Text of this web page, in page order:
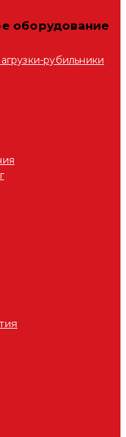
оборудование
рубильники